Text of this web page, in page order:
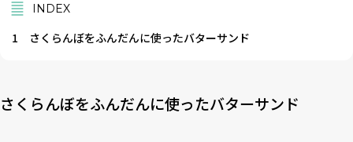
INDEX
1 さくらんぼをふんだんに使ったバターサンド
さくらんぼをふんだんに使ったバターサンド